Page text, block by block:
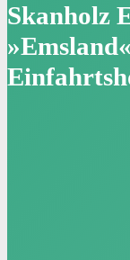
Skanholz